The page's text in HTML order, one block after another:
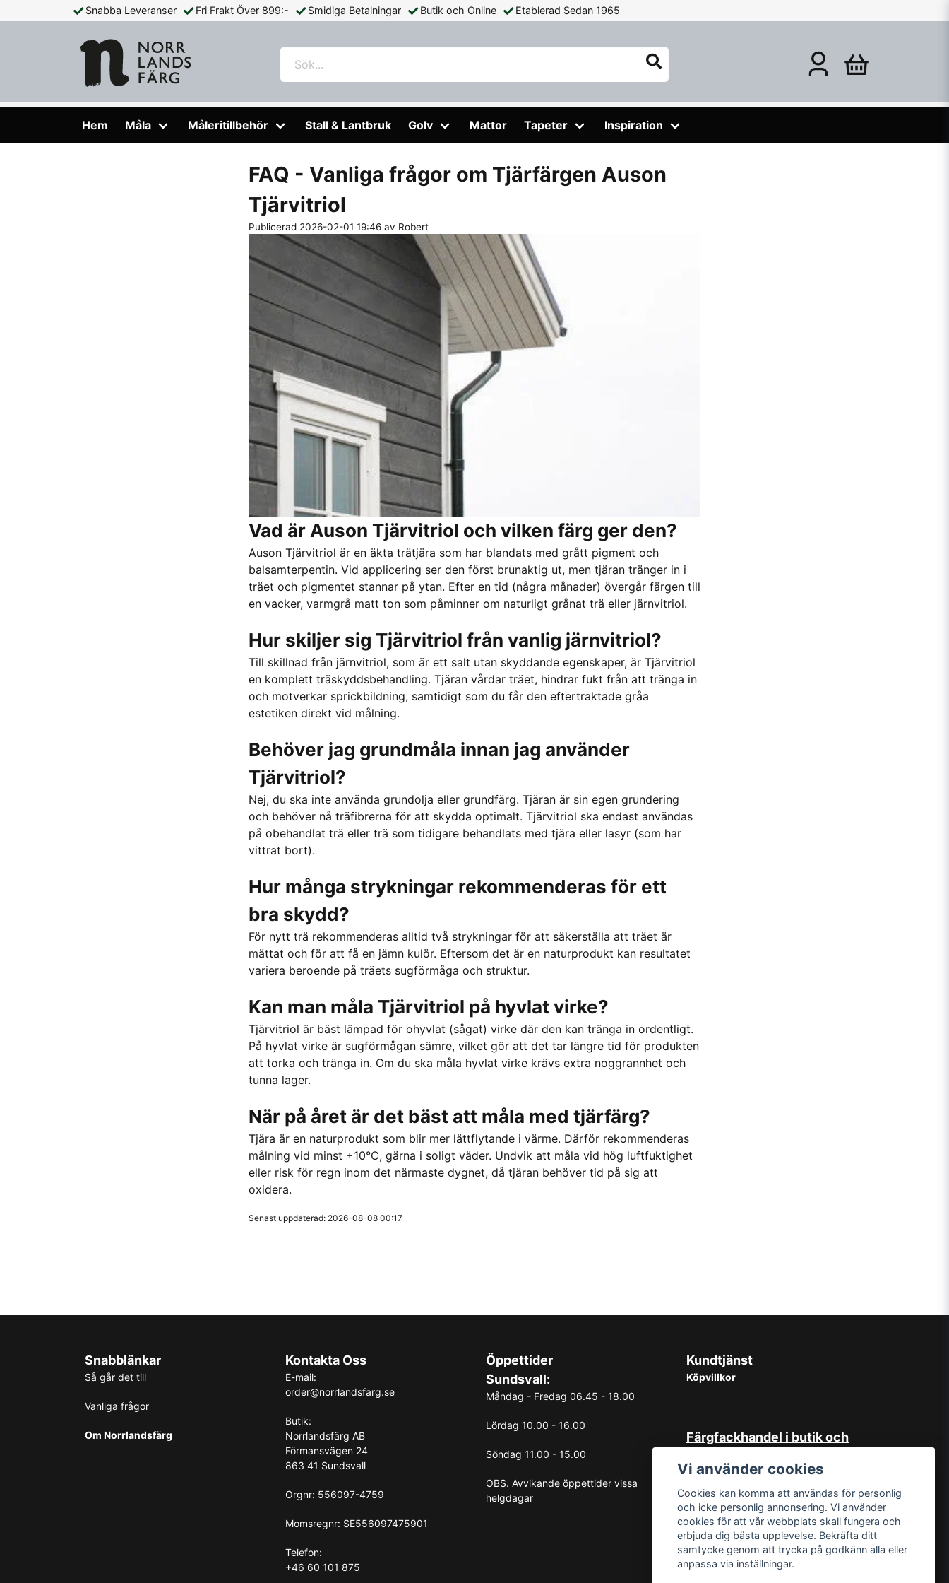
Snabba Leveranser Fri Frakt Över 899:- Smidiga Betalningar Butik och Online Etablerad Sedan 1965
Hem Måla Måleritillbehör Stall & Lantbruk Golv Mattor Tapeter Inspiration
FAQ - Vanliga frågor om Tjärfärgen Auson
Tjärvitriol
Publicerad 2026-02-01 19:46 av Robert
Vad är Auson Tjärvitriol och vilken färg ger den?
Auson Tjärvitriol är en äkta trätjära som har blandats med grått pigment och
balsamterpentin. Vid applicering ser den först brunaktig ut, men tjäran tränger in i
träet och pigmentet stannar på ytan. Efter en tid (några månader) övergår färgen till
en vacker, varmgrå matt ton som påminner om naturligt grånat trä eller järnvitriol.
Hur skiljer sig Tjärvitriol från vanlig järnvitriol?
Till skillnad från järnvitriol, som är ett salt utan skyddande egenskaper, är Tjärvitriol
en komplett träskyddsbehandling. Tjäran vårdar träet, hindrar fukt från att tränga in
och motverkar sprickbildning, samtidigt som du får den eftertraktade gråa
estetiken direkt vid målning.
Behöver jag grundmåla innan jag använder
Tjärvitriol?
Nej, du ska inte använda grundolja eller grundfärg. Tjäran är sin egen grundering
och behöver nå träfibrerna för att skydda optimalt. Tjärvitriol ska endast användas
på obehandlat trä eller trä som tidigare behandlats med tjära eller lasyr (som har
vittrat bort).
Hur många strykningar rekommenderas för ett
bra skydd?
För nytt trä rekommenderas alltid två strykningar för att säkerställa att träet är
mättat och för att få en jämn kulör. Eftersom det är en naturprodukt kan resultatet
variera beroende på träets sugförmåga och struktur.
Kan man måla Tjärvitriol på hyvlat virke?
Tjärvitriol är bäst lämpad för ohyvlat (sågat) virke där den kan tränga in ordentligt.
På hyvlat virke är sugförmågan sämre, vilket gör att det tar längre tid för produkten
att torka och tränga in. Om du ska måla hyvlat virke krävs extra noggrannhet och
tunna lager.
När på året är det bäst att måla med tjärfärg?
Tjära är en naturprodukt som blir mer lättflytande i värme. Därför rekommenderas
målning vid minst +10°C, gärna i soligt väder. Undvik att måla vid hög luftfuktighet
eller risk för regn inom det närmaste dygnet, då tjäran behöver tid på sig att
oxidera.
Senast uppdaterad: 2026-08-08 00:17
Snabblänkar
Så går det till
Vanliga frågor
Om Norrlandsfärg
Kontakta Oss
E-mail:
order@norrlandsfarg.se
Butik:
Norrlandsfärg AB
Förmansvägen 24
863 41 Sundsvall
Orgnr: 556097-4759
Momsregnr: SE556097475901
Telefon:
+46 60 101 875
Öppettider
Sundsvall:
Måndag - Fredag 06.45 - 18.00
Lördag 10.00 - 16.00
Söndag 11.00 - 15.00
OBS. Avvikande öppettider vissa
helgdagar
Kundtjänst
Köpvillkor
Färgfackhandel i butik och
Hos oss på Norrlandsfärg har det
sedan starten 1965 varit självklart
med god kundservice. Du kan känna
dig trygg med köp hos oss oavsett
om det är i butiken i Sundsvall eller
online. Det går lika bra att kontakta
oss via mail eller per telefon. Vår butik
Vi använder cookies
Cookies kan komma att användas för personlig
och icke personlig annonsering. Vi använder
cookies för att vår webbplats skall fungera och
erbjuda dig bästa upplevelse. Bekräfta ditt
samtycke genom att trycka på godkänn alla eller
anpassa via inställningar.